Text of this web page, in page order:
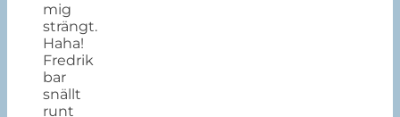
mig
strängt.
Haha!
Fredrik
bar
snällt
runt